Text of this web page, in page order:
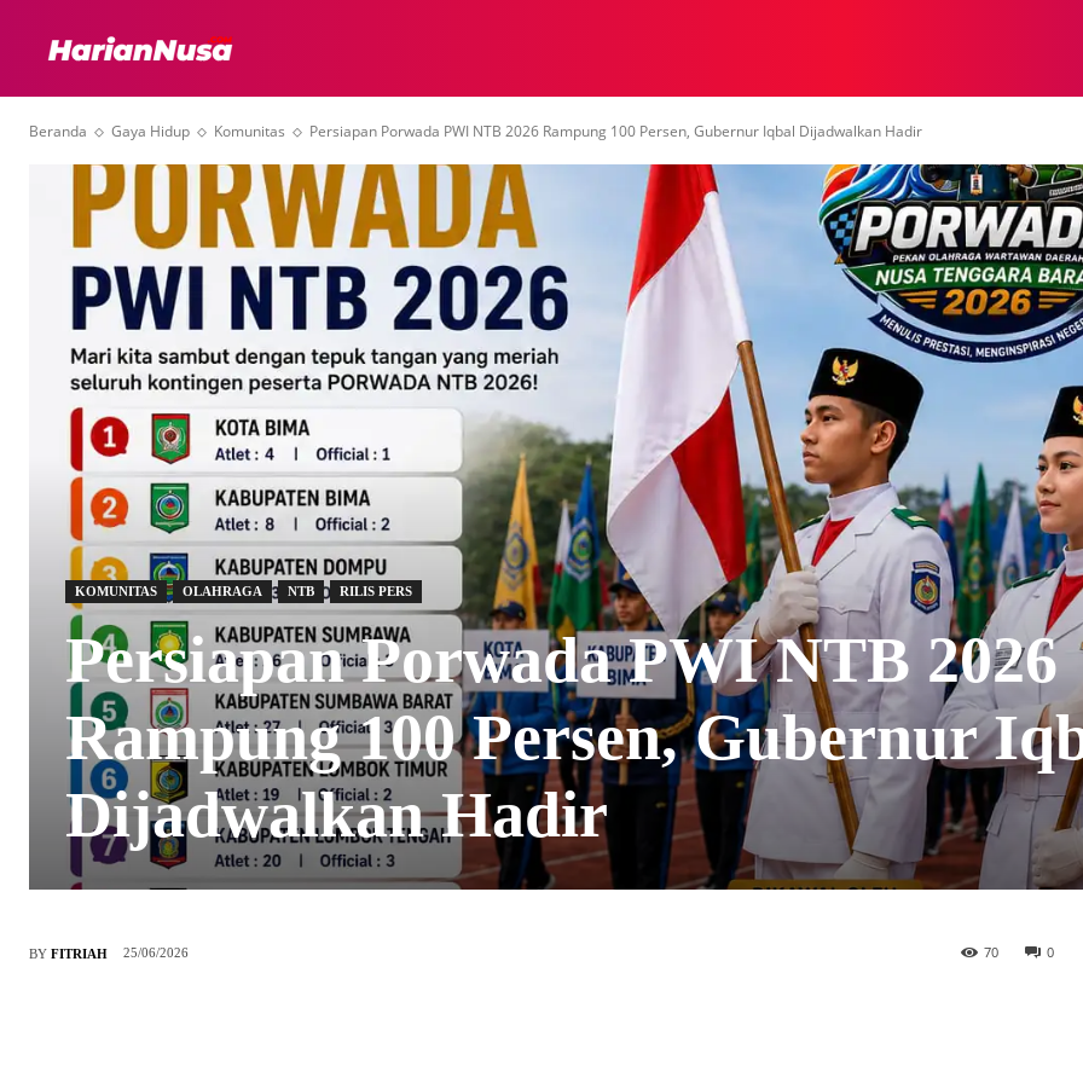
Beranda Gaya Hidup Komunitas Persiapan Porwada PWI NTB 2026 Rampung 100 Persen, Gubernur Iqbal Dijadwalkan Hadir
KOMUNITAS OLAHRAGA NTB RILIS PERS
Persiapan Porwada PWI NTB 2026
Rampung 100 Persen, Gubernur
Dijadwalkan Hadir
BY FITRIAH 25/06/2026 0
70